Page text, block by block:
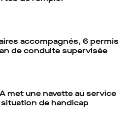
accompagnés, 6 permis
de conduite supervisée
met une navette au service
de handicap